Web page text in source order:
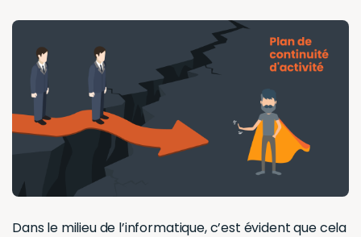
Dans le milieu de l’informatique, c’est évident que cela